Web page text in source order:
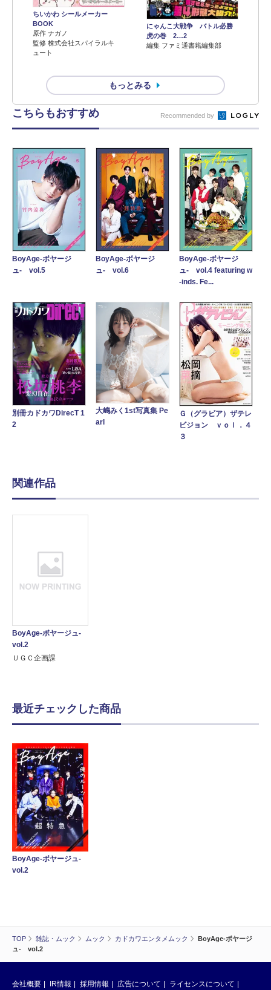
TOP 雑誌・ムック ムック カドカワエンタメムック
BoyAge-ボヤージ
ュ- vol.2
ちいかわ シールメーカー
BOOK
原作 ナガノ
監修 株式会社スパイラルキ
ュート
にゃんこ大戦争 バトル必勝
虎の巻 2…2
編集 ファミ通書籍編集部
もっとみる
こちらもおすすめ Recommended by
BoyAge-ボヤージ
ュ- vol.5
BoyAge-ボヤージ
ュ- vol.6
BoyAge-ボヤージ
ュ- vol.4 featuring w
-inds. Fe...
別冊カドカワDirecT 1
2
大嶋みく1st写真集 Pe
arl
Ｇ（グラビア）ザテレ
ビジョン ｖｏｌ．４
３
関連作品
BoyAge-ボヤージュ-
vol.2
ＵＧＣ企画課
最近チェックした商品
BoyAge-ボヤージュ-
vol.2
会社概要 IR情報 採用情報 広告について ライセンスについて